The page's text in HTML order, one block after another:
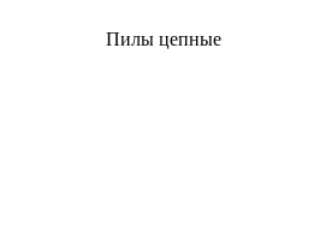
Пилы цепные